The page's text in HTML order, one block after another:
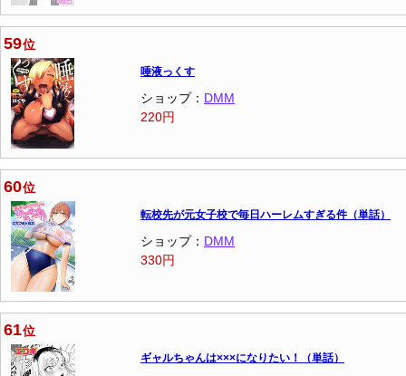
59位
唾液っくす
ショップ： DMM
220円
60位
転校先が元女子校で毎日ハーレムすぎる件（単話）
ショップ： DMM
330円
61位
ギャルちゃんは×××になりたい！（単話）